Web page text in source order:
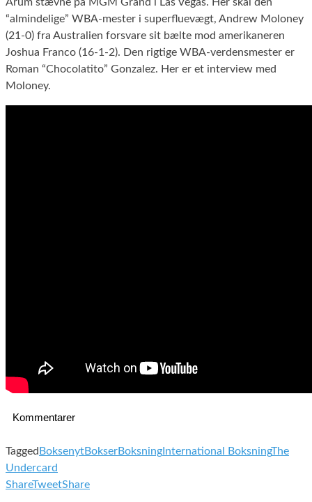
“almindelige” WBA-mester i superfluevægt, Andrew Moloney
(21-0) fra Australien forsvare sit bælte mod amerikaneren
Joshua Franco (16-1-2). Den rigtige WBA-verdensmester er
Roman “Chocolatito” Gonzalez. Her er et interview med
Moloney.
Kommentarer
Tagged BoksenytBokserBoksning International BoksningThe
Undercard
ShareTweetShare